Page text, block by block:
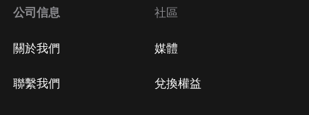
公司信息
關於我們
聯繫我們
社區
媒體
兌換權益